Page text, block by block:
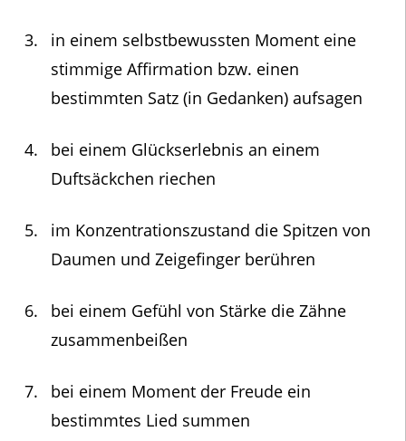
in einem selbstbewussten Moment eine
stimmige Affirmation bzw. einen
bestimmten Satz (in Gedanken) aufsagen
bei einem Glückserlebnis an einem
Duftsäckchen riechen
im Konzentrationszustand die Spitzen von
Daumen und Zeigefinger berühren
bei einem Gefühl von Stärke die Zähne
zusammenbeißen
bei einem Moment der Freude ein
bestimmtes Lied summen